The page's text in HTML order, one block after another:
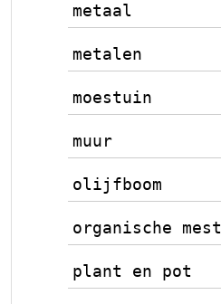
metaal
metalen
moestuin
muur
olijfboom
organische mest
plant en pot